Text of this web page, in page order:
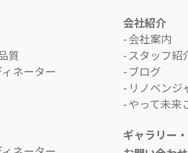
質
ネーター
会社紹介
会社案内
スタッフ紹
ブログ
リノベンジ
やって未来
ギャラリー